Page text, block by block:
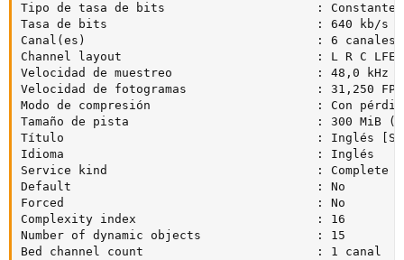
Tipo de tasa de bits                     : Constante
Tasa de bits                             : 640 kb/s
Canal(es)                                : 6 canales
Channel layout                           : L R C LFE
Velocidad de muestreo                    : 48,0 kHz
Velocidad de fotogramas                  : 31,250 FPS
Modo de compresión                       : Con
Tamaño de pista                          : 300 MiB
Título                                   : Inglés
Idioma                                   : Inglés
Service kind                             : Complete
Default                                  : No
Forced                                   : No
Complexity index                         : 16
Number of dynamic objects                : 15
Bed channel count                        : 1 canal